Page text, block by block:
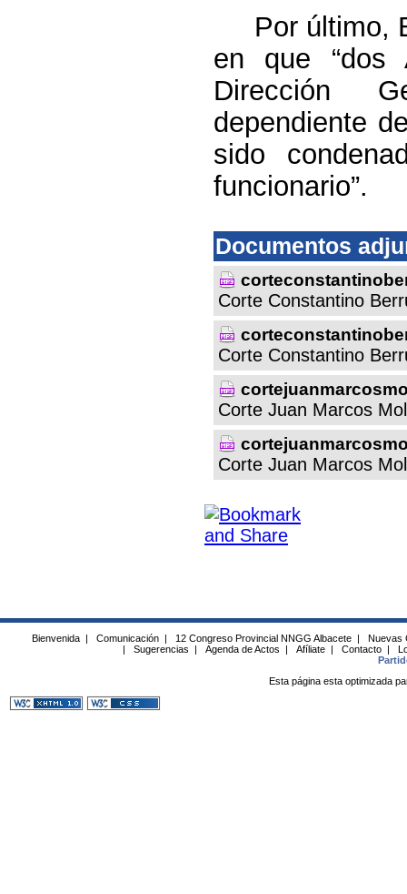
Por último,
en que “dos
Dirección
dependiente
sido
funcionario”.
Documentos
Corte Constantino
Corte Constantino
Corte Juan Marcos
Corte Juan Marcos
Bienvenida | Comunicación | 12 Congreso Provincial NNGG Albacete |
Nuevas
|
Sugerencias | Agenda de Actos | Afíliate | Contacto |
Esta página esta optimizada